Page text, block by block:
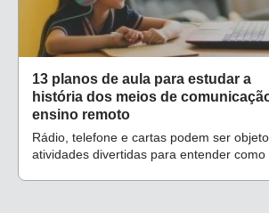
13 planos de aula para estudar a
história dos meios de
ensino remoto
Rádio, telefone e cartas podem ser
atividades divertidas para entender como